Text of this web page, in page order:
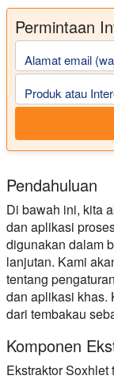
Permintaan
Alamat email
Produk atau
Pendahuluan
Di bawah ini, kita
dan aplikasi
digunakan dalam
lanjutan. Kami
tentang
dan aplikasi khas.
dari tembakau
Komponen
Ekstraktor